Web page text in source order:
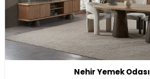
Nehir Yemek Odası